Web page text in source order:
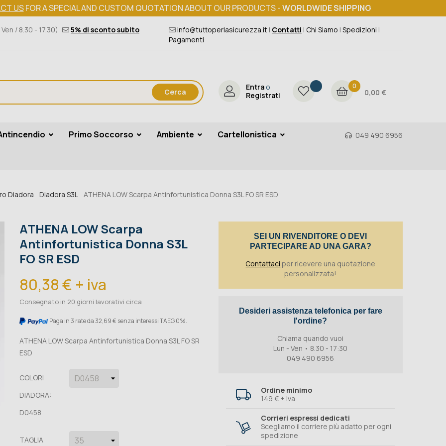
USFOR A SPECIAL AND CUSTOM QUOTATION ABOUT OUR PRODUCTS -WORLDWIDE SHIPPING
/ 8.30 - 17.30) 5% di sconto subito info@tuttoperlasicurezza.it | Contatti | Chi Siamo | Spedizioni |
Pagamenti
Cerca
Entra o
Registrati
0
0,00 €
Primo Soccorso Ambiente Cartellonistica 049 490 6956
Diadora Diadora S3L ATHENA LOW Scarpa Antinfortunistica Donna S3L FO SR ESD
ATHENA LOW Scarpa
Antinfortunistica Donna S3L
FO SR ESD
80,38 € + iva
Consegnato in 20 giorni lavorativi circa
Paga in 3 rate da 32,69 € senza interessi TAEG 0%.
ATHENA LOW Scarpa Antinfortunistica Donna S3L FO SR
ESD
COLORI
DIADORA:
D0458
TAGLIA
SEI UN RIVENDITORE O DEVI
PARTECIPARE AD UNA GARA?
Contattaci per ricevere una quotazione
personalizzata!
Desideri assistenza telefonica per fare
l'ordine?
Chiama quando vuoi
Lun - Ven • 8.30 - 17:30
049 490 6956
Ordine minimo
149 € + iva
Corrieri espressi dedicati
Scegliamo il corriere più adatto per ogni
spedizione